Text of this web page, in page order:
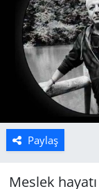
Paylaş
Meslek